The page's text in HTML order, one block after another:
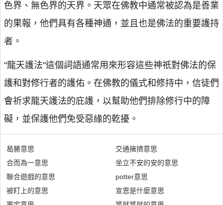
色界、無色界的天界。天眾在佛教中通常被認為是善業
的果報，他們具有各種神通，並且也是佛法的重要護持
者。
"龍天護法"這個詞語通常用來形容這些神祇對佛法的保
護和對修行者的護佑。在佛教的儀式和修持中，信徒們
會祈求龍天護法的庇護，以幫助他們排除修行中的障
礙，並保護他們免受惡緣的乾擾。
曷勝意思
合而為一意思
聯合遊戲的意思
被盯上的意思
交通擁擠意思
坐立不安的安的意思
potter意思
宣恩是什麼意思